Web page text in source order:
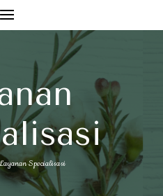
Specialisasi